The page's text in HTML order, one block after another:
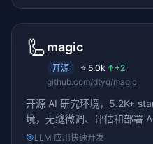
🦾magic
开源 ⭐ 5.0k ↑+2
github.com/dtyq/magic
开源 AI 研究环境，5.2K+
境，无缝微调、评估和部署
🎯LLM 应用快速开发